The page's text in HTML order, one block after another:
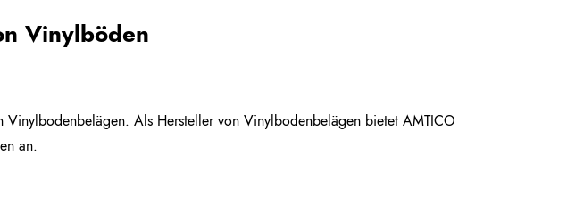
Vinylböden
Als Hersteller von Vinylbodenbelägen bietet AMTICO
an.